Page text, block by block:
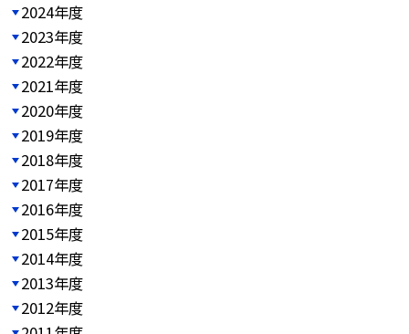
2024年度
2023年度
2022年度
2021年度
2020年度
2019年度
2018年度
2017年度
2016年度
2015年度
2014年度
2013年度
2012年度